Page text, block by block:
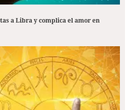
a Libra y complica el amor en